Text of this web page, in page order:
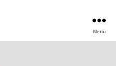
Menü